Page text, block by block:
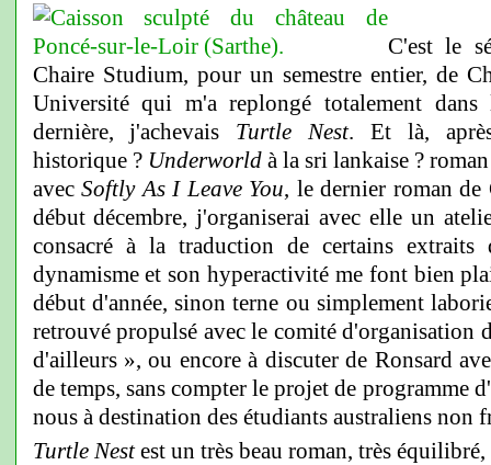
C'est le
Chaire Studium, pour un semestre entier, de
Université qui m'a replongé totalement
dernière, j'achevais Turtle Nest. Et là,
historique ? Underworldà la sri lankaise ?
avecSoftly As I Leave You, le dernier roman
début décembre, j'organiserai avec elle un
consacré à la traduction de certains extraits
dynamisme et son hyperactivité me font bien
début d'année, sinon terne ou simplement
retrouvé propulsé avec le comité
d'ailleurs », ou encore à discuter de Ronsard
de temps, sans compter le projet de programme
nous à destination des étudiants australiens non
Turtle Nestest un très beau roman, très